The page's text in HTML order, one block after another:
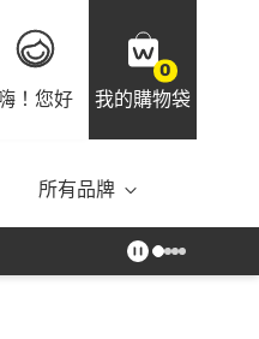
！您好
0
我的購物袋
所有品牌